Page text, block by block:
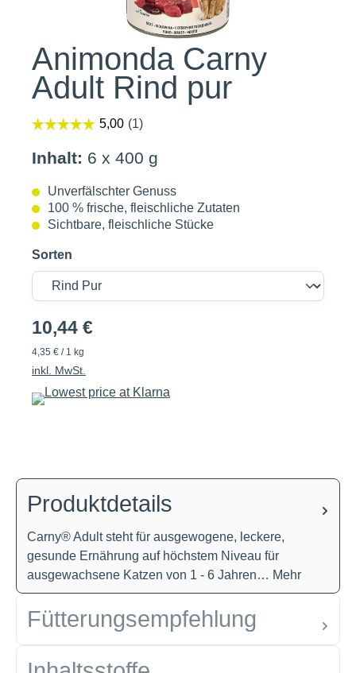
Animonda Carny
Adult Rind pur
Inhalt: 6 x 400 g
Unverfälschter Genuss
100 % frische, fleischliche Zutaten
Sichtbare, fleischliche Stücke
Sorten
10,44 €
4,35 € / 1 kg
inkl. MwSt.
Produktdetails
Carny® Adult steht für ausgewogene, leckere,
gesunde Ernährung auf höchstem Niveau für
ausgewachsene Katzen von 1 - 6 Jahren… Mehr
Fütterungsempfehlung